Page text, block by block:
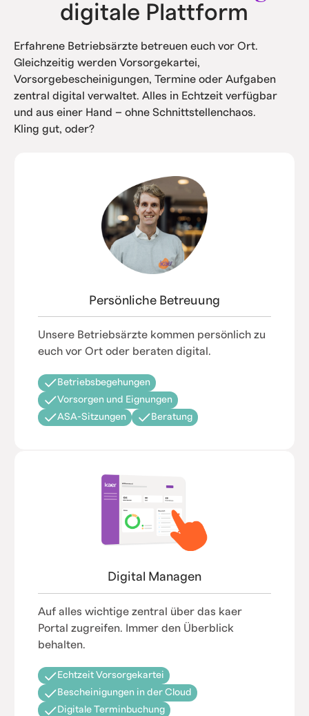
digitale Plattform
Erfahrene Betriebsärzte betreuen euch vor Ort.
Gleichzeitig werden Vorsorgekartei,
Vorsorgebescheinigungen, Termine oder Aufgaben
zentral digital verwaltet. Alles in Echtzeit verfügbar
und aus einer Hand – ohne Schnittstellenchaos.
Kling gut, oder?
Persönliche Betreuung
Unsere Betriebsärzte kommen persönlich zu
euch vor Ort oder beraten digital.
Betriebsbegehungen
Vorsorgen und Eignungen
ASA-Sitzungen
Beratung
Digital Managen
Auf alles wichtige zentral über das kaer
Portal zugreifen. Immer den Überblick
behalten.
Echtzeit Vorsorgekartei
Bescheinigungen in der Cloud
Digitale Terminbuchung